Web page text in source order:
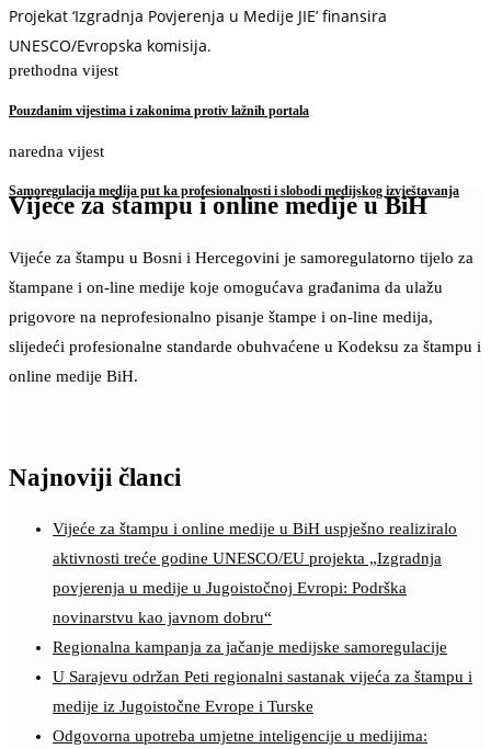
Projekat ‘Izgradnja Povjerenja u Medije JIE’ finansira
UNESCO/Evropska komisija.
prethodna vijest
Pouzdanim vijestima i zakonima protiv lažnih portala
naredna vijest
Samoregulacija medija put ka profesionalnosti i slobodi medijskog izvještavanja
Vijeće za štampu i online medije u BiH
Vijeće za štampu u Bosni i Hercegovini je samoregulatorno tijelo za
štampane i on-line medije koje omogućava građanima da ulažu
prigovore na neprofesionalno pisanje štampe i on-line medija,
slijedeći profesionalne standarde obuhvaćene u Kodeksu za štampu i
online medije BiH.
Najnoviji članci
Vijeće za štampu i online medije u BiH uspješno realiziralo
aktivnosti treće godine UNESCO/EU projekta „Izgradnja
povjerenja u medije u Jugoistočnoj Evropi: Podrška
novinarstvu kao javnom dobru“
Regionalna kampanja za jačanje medijske samoregulacije
U Sarajevu održan Peti regionalni sastanak vijeća za štampu i
medije iz Jugoistočne Evrope i Turske
Odgovorna upotreba umjetne inteligencije u medijima: